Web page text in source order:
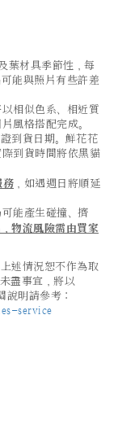
葉材具季節性，每
能與照片有些許差
相似色系、相近質
風格搭配完成。
到貨日期。鮮花花
到貨時間將依黑貓
務 ，如遇週日將順延
能產生碰撞、擠
物流風險需由買家
述情況恕不作為取
盡事宜，將以
說明請參考：
service